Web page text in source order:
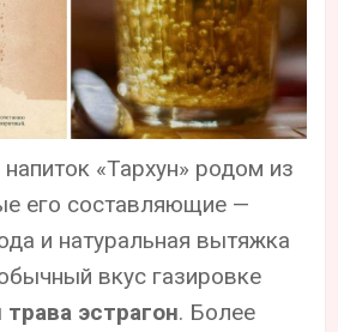
«Тархун» родом из
его составляющие —
и натуральная вытяжка
вкус газировке
трава эстрагон. Более